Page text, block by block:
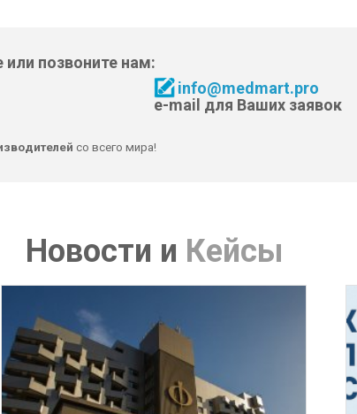
позвоните нам:
info@medmart.pro
e-mail для Ваших заявок
со всего мира!
Новости и Кейсы